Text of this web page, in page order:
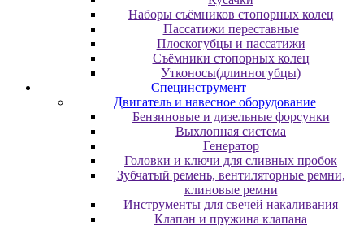
Наборы съёмников стопорных колец
Пассатижи переставные
Плоскогубцы и пассатижи
Съёмники стопорных колец
Утконосы(длинногубцы)
Специнструмент
Двигатель и навесное оборудование
Бензиновые и дизельные форсунки
Выхлопная система
Генератор
Головки и ключи для сливных пробок
Зубчатый ремень, вентиляторные ремни,
клиновые ремни
Инструменты для свечей накаливания
Клапан и пружина клапана